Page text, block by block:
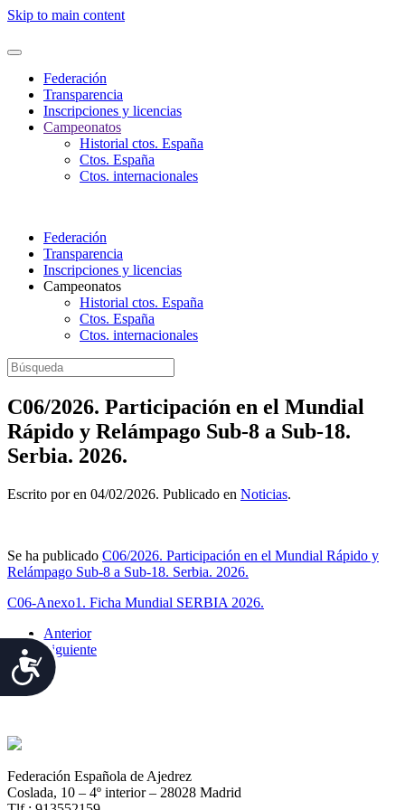
Nota:
este
web
incluye
sistema
accesibilidad.
Accesibilidad
Skip to main content
Federación
Transparencia
Inscripciones y licencias
Campeonatos
Historial ctos. España
Ctos. España
Ctos. internacionales
Federación
Transparencia
Inscripciones y licencias
Campeonatos
Historial ctos. España
Ctos. España
Ctos. internacionales
C06/2026. Participación en el Mundial
Rápido y Relámpago Sub-8 a Sub-18.
Serbia. 2026.
Escrito poren 04/02/2026. Publicado en Noticias.
Se ha publicado C06/2026. Participación en el Mundial Rápido y
Relámpago Sub-8 a Sub-18. Serbia. 2026.
C06-Anexo1. Ficha Mundial SERBIA 2026.
Anterior
Siguiente
Federación Española de Ajedrez
Coslada, 10 – 4º interior – 28028 Madrid